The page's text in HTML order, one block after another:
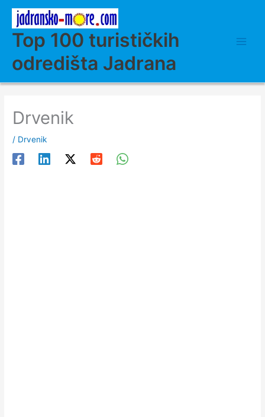
contentTop 100 turističkih
odredišta Jadrana
Drvenik
/ Drvenik